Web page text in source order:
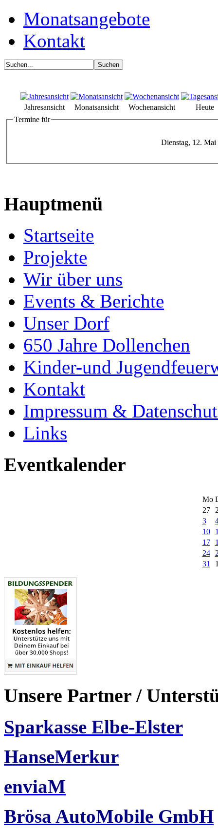
Monatsangebote
Kontakt
Jahresansicht Monatsansicht Wochenansicht
Heute
Termine für
Dienstag, 12. Mai
Hauptmenü
Startseite
Projekte
Wir über uns
Events & Berichte
Unser Dorf
650 Jahre Dollenchen
Kinder-und
Kontakt
Impressum &
Links
Eventkalender
Mo
27
3
10
17
24
31
Unsere Partner /
Sparkasse Elbe-Elster
HanseMerkur
enviaM
Brösa AutoMobile GmbH